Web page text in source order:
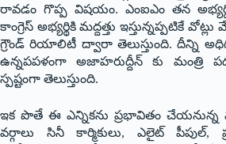
రావడం గొప్ప విషయం. ఎంఐఎం తన
కాంగ్రెస్ అభ్యర్థికి మద్దత్తు ఇస్తున్నప్పటికే
గ్రౌండ్ రియాలిటీ ద్వారా తెలుస్తుంది. దీన్ని
ఉన్నపపళంగా అజాహరుద్దీన్ కు మంత్రి
స్పష్టంగా తెలుస్తుంది.
ఇక పొతే ఈ ఎన్నికను ప్రభావితం చేయనున్న
వర్గాలు సినీ కార్మికులు, ఎలైట్ పీపుల్,